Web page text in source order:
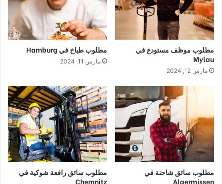
مطلوب موظف مستودع في
Mylau
مارس 12, 2024
مطلوب طباخ في Hamburg
مارس 11, 2024
مطلوب سائق شاحنة في
Algermissen
مطلوب سائق رافعة شوكية في
Chemnitz